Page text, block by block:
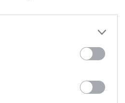
socio refuerza el
, la unidad de